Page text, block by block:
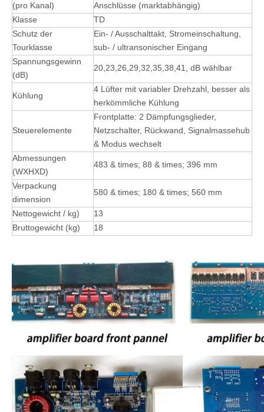
(pro Kanal)
Anschlüsse (marktabhängig)
Klasse
TD
Schutz der
Tourklasse
Ein- / Ausschalttakt, Stromeinschaltung,
sub- / ultransonischer Eingang
Spannungsgewinn
(dB)
20,23,26,29,32,35,38,41, dB wählbar
Kühlung
4 Lüfter mit variabler Drehzahl, besser als
herkömmliche Kühlung
Steuerelemente
Frontplatte: 2 Dämpfungsglieder,
Netzschalter, Rückwand, Signalmassehub
& Modus wechselt
Abmessungen
(WXHXD)
483 & times; 88 & times; 396 mm
Verpackung
dimension
580 & times; 180 & times; 560 mm
Nettogewicht / kg)
13
Bruttogewicht (kg)
18